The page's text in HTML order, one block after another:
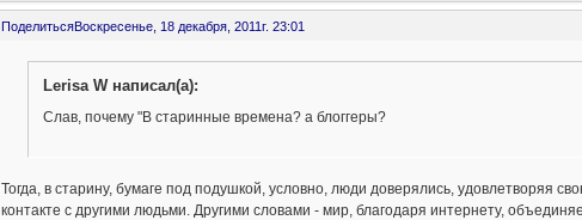
ПоделитьсяВоскресенье, 18 декабря, 2011г. 23:01
Lerisa W написал(а):
Слав, почему "В старинные времена? a блоггеры?
Тогда, в старину, бумаге под подушкой, условно, люди доверялись, удовлетворяя
контакте с другими людьми. Другими словами - мир, благодаря интернету,